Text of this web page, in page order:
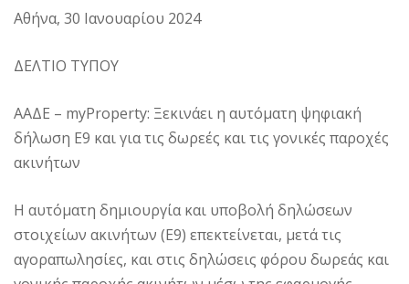
Αθήνα, 30 Ιανουαρίου 2024
ΔΕΛΤΙΟ ΤΥΠΟΥ
ΑΑΔΕ – myProperty: Ξεκινάει η αυτόματη ψηφιακή
δήλωση Ε9 και για τις δωρεές και τις γονικές παροχές
ακινήτων
Η αυτόματη δημιουργία και υποβολή δηλώσεων
στοιχείων ακινήτων (Ε9) επεκτείνεται, μετά τις
αγοραπωλησίες, και στις δηλώσεις φόρου δωρεάς και